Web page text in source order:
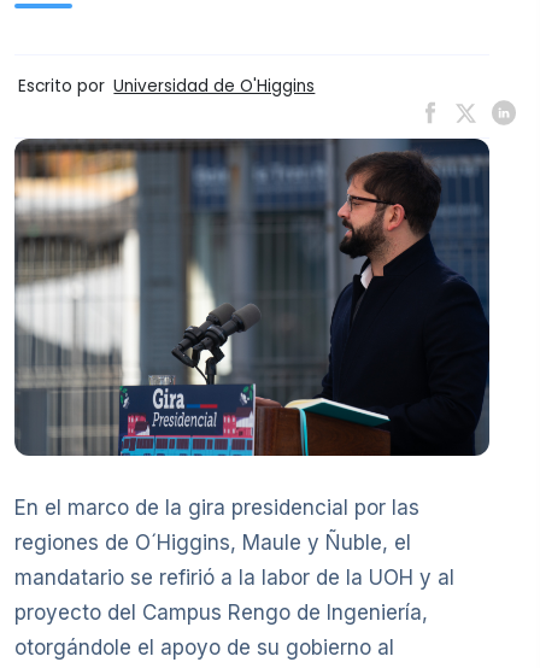
Escrito por Universidad de O'Higgins
En el marco de la gira presidencial por las
regiones de O´Higgins, Maule y Ñuble, el
mandatario se refirió a la labor de la UOH y al
proyecto del Campus Rengo de Ingeniería,
otorgándole el apoyo de su gobierno al